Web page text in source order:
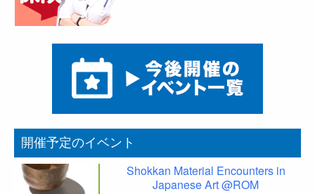
開催予定のイベント
Shokkan Material Encounters in
Japanese Art @ROM